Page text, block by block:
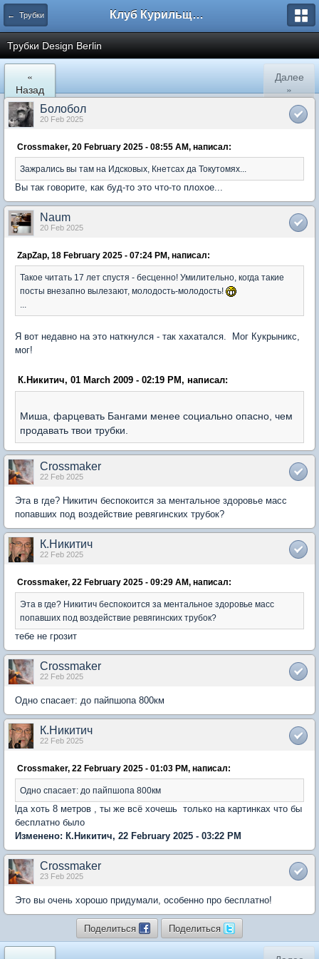
← Трубки Клуб Курильщиков Трубки
Трубки Design Berlin
«
Назад
Далее
»
Болобол
20 Feb 2025
Crossmaker, 20 February 2025 - 08:55 AM, написал:
Зажрались вы там на Идсковых, Кнетсах да Токутомях...
Вы так говорите, как буд-то это что-то плохое...
Naum
20 Feb 2025
ZapZap, 18 February 2025 - 07:24 PM, написал:
Такое читать 17 лет спустя - бесценно! Умилительно, когда такие
посты внезапно вылезают, молодость-молодость!
Я вот недавно на это наткнулся - так хахатался. Мог Кукрыникс,
мог!
К.Никитич, 01 March 2009 - 02:19 PM, написал:
Миша, фарцевать Бангами менее социально опасно, чем
продавать твои трубки.
Crossmaker
22 Feb 2025
Эта в где? Никитич беспокоится за ментальное здоровье масс
попавших под воздействие ревягинских трубок?
К.Никитич
22 Feb 2025
Crossmaker, 22 February 2025 - 09:29 AM, написал:
Эта в где? Никитич беспокоится за ментальное здоровье масс
попавших под воздействие ревягинских трубок?
тебе не грозит
Crossmaker
22 Feb 2025
Одно спасает: до пайпшопа 800км
К.Никитич
22 Feb 2025
Crossmaker, 22 February 2025 - 01:03 PM, написал:
Одно спасает: до пайпшопа 800км
lда хоть 8 метров , ты же всё хочешь только на картинках что бы
бесплатно было
Изменено: К.Никитич, 22 February 2025 - 03:22 PM
Crossmaker
23 Feb 2025
Это вы очень хорошо придумали, особенно про бесплатно!
Поделиться Поделиться